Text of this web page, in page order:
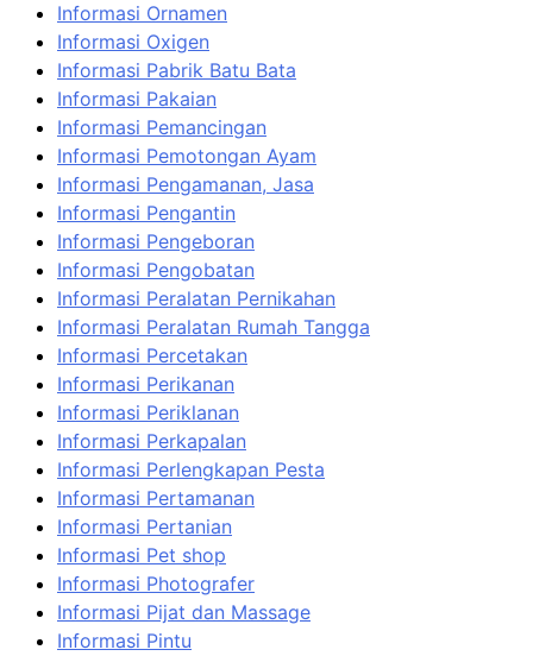
Informasi Ornamen
Informasi Oxigen
Informasi Pabrik Batu Bata
Informasi Pakaian
Informasi Pemancingan
Informasi Pemotongan Ayam
Informasi Pengamanan, Jasa
Informasi Pengantin
Informasi Pengeboran
Informasi Pengobatan
Informasi Peralatan Pernikahan
Informasi Peralatan Rumah Tangga
Informasi Percetakan
Informasi Perikanan
Informasi Periklanan
Informasi Perkapalan
Informasi Perlengkapan Pesta
Informasi Pertamanan
Informasi Pertanian
Informasi Pet shop
Informasi Photografer
Informasi Pijat dan Massage
Informasi Pintu